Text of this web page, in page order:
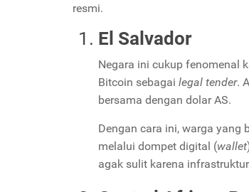
resmi.
El Salvador
Negara ini cukup fenomenal
Bitcoin sebagai legal tender.
bersama dengan dolar AS.
Dengan cara ini, warga yang
melalui dompet digital (wallet
agak sulit karena